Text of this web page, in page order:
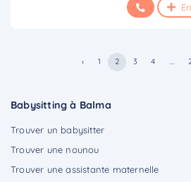
Babysitting à Balma
Trouver un babysitter
Trouver une nounou
Trouver une assistante maternelle
‹ 1 2 3 4 ...